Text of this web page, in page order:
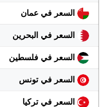
السعر في عمان
السعر في البحرين
السعر في فلسطين
السعر في تونس
السعر في تركيا